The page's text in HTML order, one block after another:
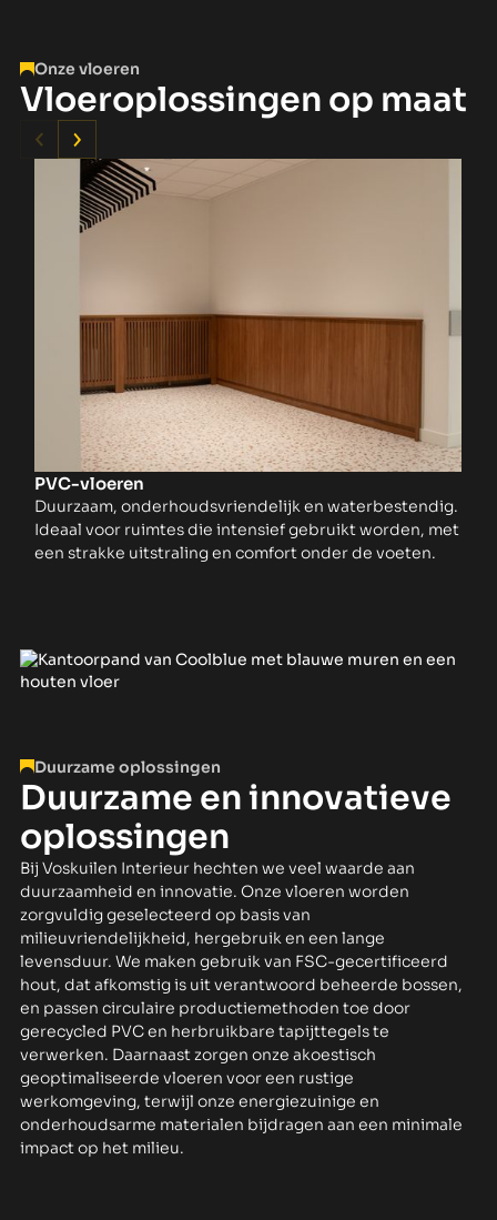
Onze vloeren
Vloeroplossingen op maat
PVC-vloeren
Duurzaam, onderhoudsvriendelijk en waterbestendig.
Ideaal voor ruimtes die intensief gebruikt worden, met
een strakke uitstraling en comfort onder de voeten.
Duurzame oplossingen
Duurzame en innovatieve
oplossingen
Bij Voskuilen Interieur hechten we veel waarde aan
duurzaamheid en innovatie. Onze vloeren worden
zorgvuldig geselecteerd op basis van
milieuvriendelijkheid, hergebruik en een lange
levensduur. We maken gebruik van FSC-gecertificeerd
hout, dat afkomstig is uit verantwoord beheerde bossen,
en passen circulaire productiemethoden toe door
gerecycled PVC en herbruikbare tapijttegels te
verwerken. Daarnaast zorgen onze akoestisch
geoptimaliseerde vloeren voor een rustige
werkomgeving, terwijl onze energiezuinige en
onderhoudsarme materialen bijdragen aan een minimale
impact op het milieu.